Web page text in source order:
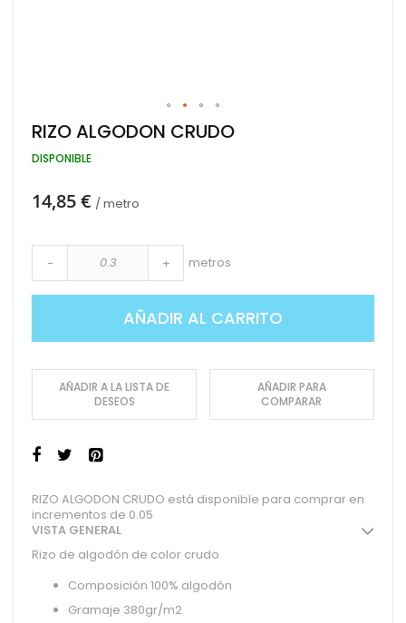
Saltar
al
comienzo
galería
RIZO ALGODON CRUDO
DISPONIBLE
14,85 € / metro
- + metros
AÑADIR AL CARRITO
AÑADIR A LA LISTA DE
DESEOS
AÑADIR PARA
COMPARAR
RIZO ALGODON CRUDO está disponible para comprar en
incrementos de 0.05
VISTA GENERAL
Rizo de algodón de color crudo
Composición 100% algodón
Gramaje 380gr/m2